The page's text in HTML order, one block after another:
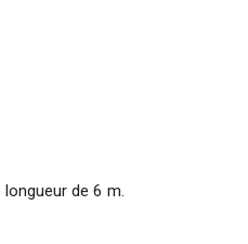
de 6 m.